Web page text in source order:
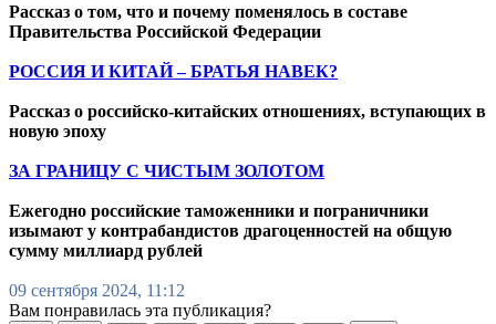
Рассказ о том, что и почему поменялось в составе
Правительства Российской Федерации
РОССИЯ И КИТАЙ – БРАТЬЯ НАВЕК?
Рассказ о российско-китайских отношениях, вступающих в
новую эпоху
ЗА ГРАНИЦУ С ЧИСТЫМ ЗОЛОТОМ
Ежегодно российские таможенники и пограничники
изымают у контрабандистов драгоценностей на общую
сумму миллиард рублей
09 сентября 2024, 11:12
Вам понравилась эта публикация?